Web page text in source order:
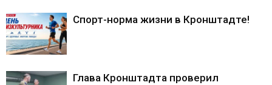
Спорт-норма жизни в Кронштадте!
Глава Кронштадта проверил